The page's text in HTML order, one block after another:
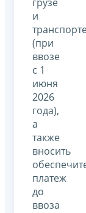
и
(при
ввозе
с 1
июня
2026
года),
а
также
вносить
платеж
до
ввоза